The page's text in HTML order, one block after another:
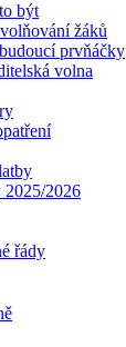
být
žáků
prvňáčky
volna
2026
řády